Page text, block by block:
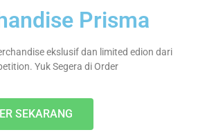
Prisma
ekslusif dan limited edion dari
Yuk Segera di Order
SEKARANG